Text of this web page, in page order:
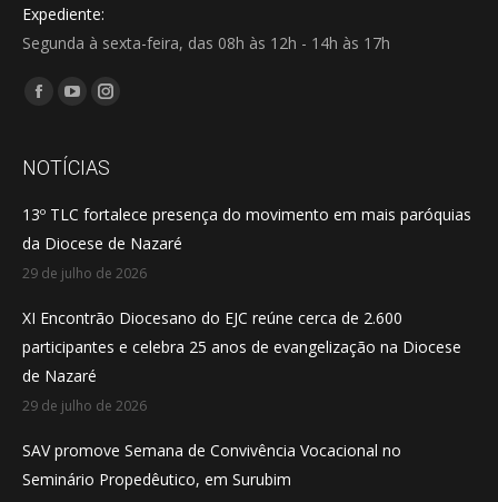
Expediente:
Segunda à sexta-feira, das 08h às 12h - 14h às 17h
Encontre-nos em:
Facebook
opens
new
window
YouTube
opens
new
window
Instagram
opens
new
window
NOTÍCIAS
13º TLC fortalece presença do movimento em mais paróquias
da Diocese de Nazaré
29 de julho de 2026
XI Encontrão Diocesano do EJC reúne cerca de 2.600
participantes e celebra 25 anos de evangelização na Diocese
de Nazaré
29 de julho de 2026
SAV promove Semana de Convivência Vocacional no
Seminário Propedêutico, em Surubim